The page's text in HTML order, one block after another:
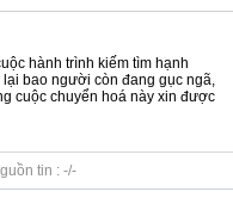
hành trình kiếm tìm hạnh
bao người còn đang gục ngã,
cuộc chuyển hoá này xin được
tin : -/-